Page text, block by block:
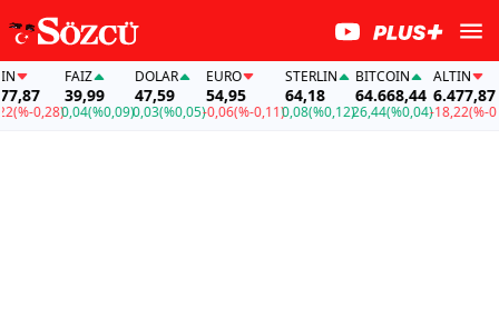
0,28)
FAİZ
39,99
0,04(%0,09)
DOLAR
47,59
0,03(%0,05)
EURO
54,95
-0,06(%-0,11)
STERLIN
64,18
0,08(%0,12)
BITCOIN
64.668,44
26,44(%0,04)
ALTIN
6.477,87
-18,22(%-0,28)